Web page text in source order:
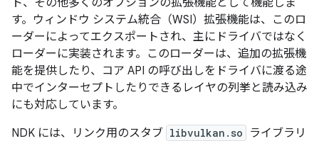
ト、その他多くのオプションの拡張機能として機能しま
す。ウィンドウ システム統合（WSI）拡張機能は、このロ
ーダーによってエクスポートされ、主にドライバではなく
ローダーに実装されます。このローダーは、追加の拡張機
能を提供したり、コア API の呼び出しをドライバに渡る途
中でインターセプトしたりできるレイヤの列挙と読み込み
にも対応しています。
NDK には、リンク用のスタブ libvulkan.so
ライブラリ